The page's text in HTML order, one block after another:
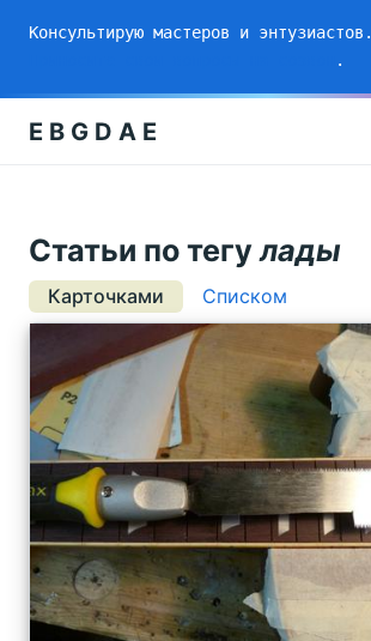
Консультирую мастеров и энтузиастов.
.
E B G D A E
Cтатьи по тегулады
Карточками Списком